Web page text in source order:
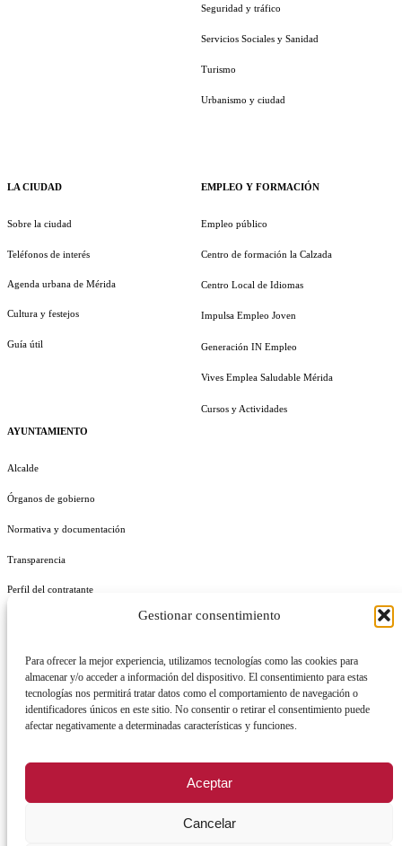
Gestionar consentimiento
Para ofrecer la mejor experiencia, utilizamos tecnologías como las cookies para
almacenar y/o acceder a información del dispositivo. El consentimiento para estas
tecnologías nos permitirá tratar datos como el comportamiento de navegación o
identificadores únicos en este sitio. No consentir o retirar el consentimiento puede
afectar negativamente a determinadas características y funciones.
Aceptar
Cancelar
LA CIUDAD
Sobre la ciudad
Teléfonos de interés
Agenda urbana de Mérida
Cultura y festejos
Guía útil
AYUNTAMIENTO
Alcalde
Órganos de gobierno
Normativa y documentación
Transparencia
Perfil del contratante
Seguridad y tráfico
Servicios Sociales y Sanidad
Turismo
Urbanismo y ciudad
EMPLEO Y FORMACIÓN
Empleo público
Centro de formación la Calzada
Centro Local de Idiomas
Impulsa Empleo Joven
Generación IN Empleo
Vives Emplea Saludable Mérida
Cursos y Actividades
REGISTRO DE ACTIVIDADES DE TRATAMIENTO